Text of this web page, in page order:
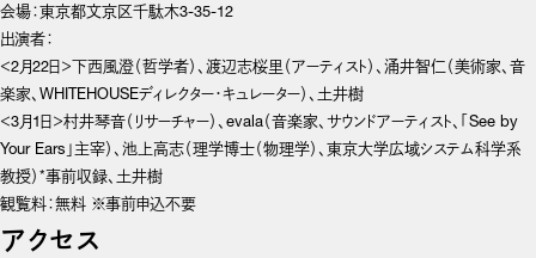
会場：東京都文京区千駄木3-35-12
出演者：
＜2月22日＞下西風澄（哲学者）、渡辺志桜里（アーティスト）、涌井智仁（美術家、音
楽家、WHITEHOUSEディレクター・キュレーター）、土井樹
＜3月1日＞村井琴音（リサーチャー）、evala（音楽家、サウンドアーティスト、「See by
Your Ears」主宰）、池上高志（理学博士（物理学）、東京大学広域システム科学系
教授）*事前収録、土井樹
観覧料：無料 ※事前申込不要
アクセス